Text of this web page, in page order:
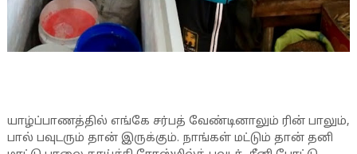
யாழ்ப்பாணத்தில் எங்கே சர்பத் வேண்டினாலும் ரின் பாலும்,
பால் பவுடரும் தான் இருக்கும். நாங்கள் மட்டும் தான் தனி